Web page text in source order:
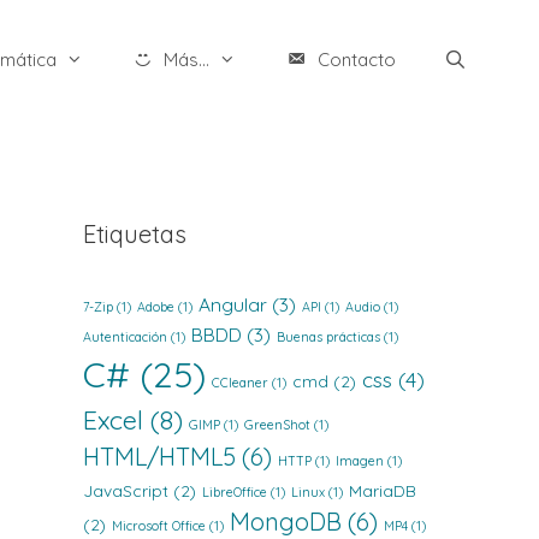
Más... Contacto
Etiquetas
7-Zip(1) Adobe (1) Angular(3) API (1) Audio(1)
Autenticación (1) BBDD (3) Buenas prácticas(1)
C# (25) CCleaner(1) cmd (2) css (4)
Excel (8) GIMP(1) GreenShot(1)
HTML/HTML5 (6) HTTP(1) Imagen (1)
JavaScript (2) LibreOffice (1) Linux(1) MariaDB
(2) Microsoft Office (1) MongoDB (6) MP4(1)